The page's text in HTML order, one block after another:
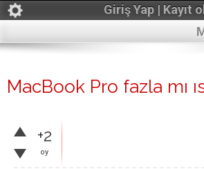
Giriş Yap | Kayıt ol
MacBook Pro fazla mı
+2
oy